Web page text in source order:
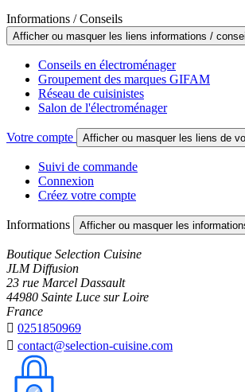
Informations / Conseils
Afficher ou masquer les liens informations /
Conseils en électroménager
Groupement des marques GIFAM
Réseau de cuisinistes
Salon de l'électroménager
Votre compte Afficher ou masquer les liens de
Suivi de commande
Connexion
Créez votre compte
Informations Afficher ou masquer les
Boutique Selection Cuisine
JLM Diffusion
23 rue Marcel Dassault
44980 Sainte Luce sur Loire
France
 0251850969
 contact@selection-cuisine.com